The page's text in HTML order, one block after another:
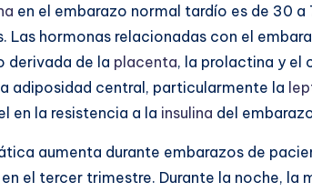
en el embarazo normal tardío es de 30 a
Las hormonas relacionadas con el
derivada de la placenta, la prolactina y el
adiposidad central, particularmente la
en la resistencia a la insulina del
aumenta durante embarazos de
el tercer trimestre. Durante la noche, la